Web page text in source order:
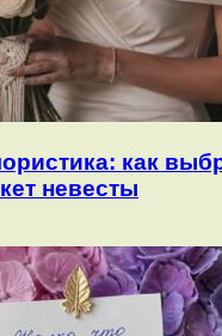
как
невесты